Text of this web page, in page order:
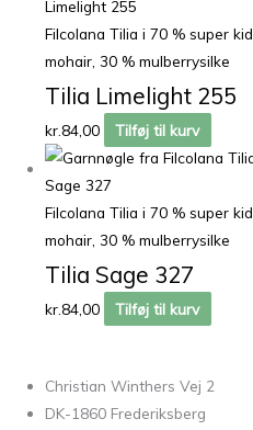
Filcolana Tilia i 70 % super kid
mohair, 30 % mulberrysilke
Tilia Limelight 255
kr.84,00 Tilføj til kurv
Filcolana Tilia i 70 % super kid
mohair, 30 % mulberrysilke
Tilia Sage 327
kr.84,00 Tilføj til kurv
Christian Winthers Vej 2
DK-1860 Frederiksberg